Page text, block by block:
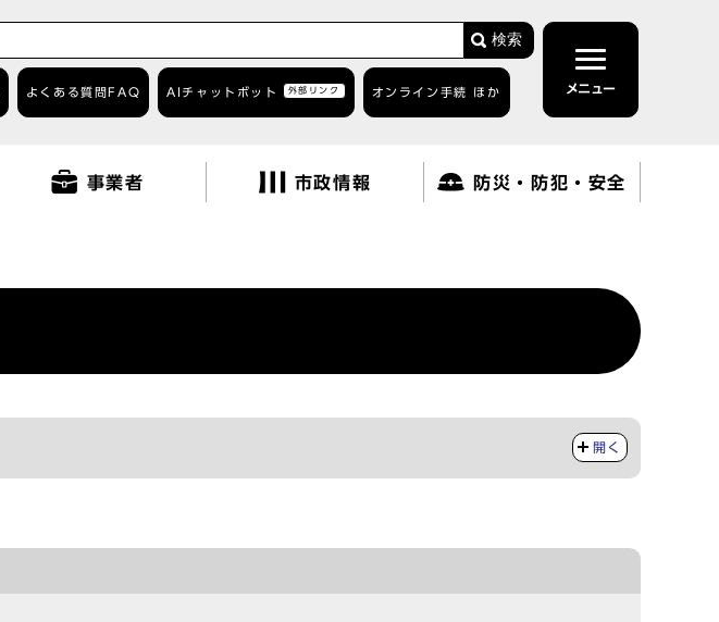
検索
よくある質問 FAQ AIチャットボット 外部リンク オンライン手続 ほか メニュー
事業者 市政情報 防災・防犯・安全
開く